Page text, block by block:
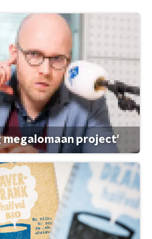
project'